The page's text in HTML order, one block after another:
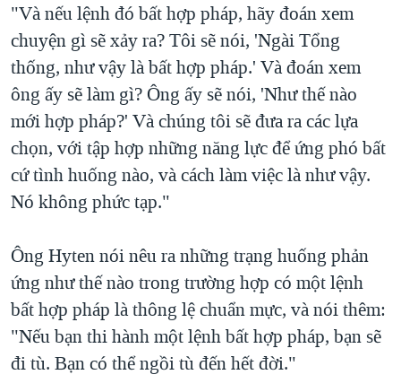
"Và nếu lệnh đó bất hợp pháp, hãy đoán xem
chuyện gì sẽ xảy ra? Tôi sẽ nói, 'Ngài Tổng
thống, như vậy là bất hợp pháp.' Và đoán xem
ông ấy sẽ làm gì? Ông ấy sẽ nói, 'Như thế nào
mới hợp pháp?' Và chúng tôi sẽ đưa ra các lựa
chọn, với tập hợp những năng lực để ứng phó bất
cứ tình huống nào, và cách làm việc là như vậy.
Nó không phức tạp."
Ông Hyten nói nêu ra những trạng huống phản
ứng như thế nào trong trường hợp có một lệnh
bất hợp pháp là thông lệ chuẩn mực, và nói thêm:
"Nếu bạn thi hành một lệnh bất hợp pháp, bạn sẽ
đi tù. Bạn có thể ngồi tù đến hết đời."